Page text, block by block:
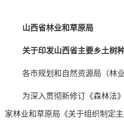
山西省林业和草原局
关于印发山西省主要乡土树
各市规划和自然资源局（林
为深入贯彻新修订《森林法
家林业和草原局《关于组织制定